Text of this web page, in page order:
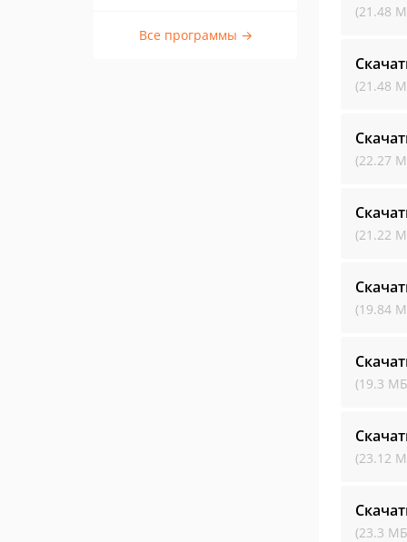
Все программы →
(21.48
(21.48
(22.27
(21.22
(19.84
(19.3
(23.12
(23.3